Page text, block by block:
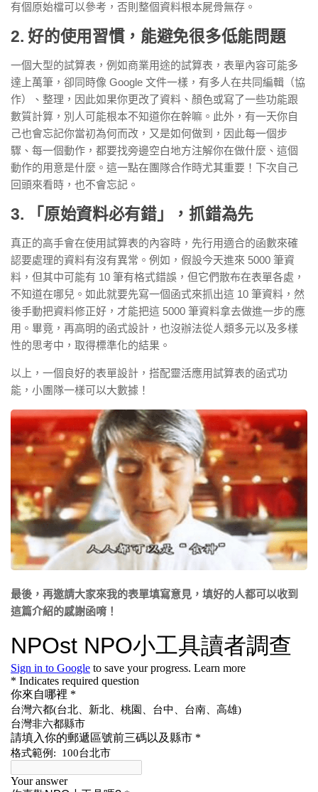
有個原始檔可以參考，否則整個資料根本屍骨無存。
2. 好的使用習慣，能避免很多低能問題
一個大型的試算表，例如商業用途的試算表，表單內容可能多
達上萬筆，卻同時像 Google 文件一樣，有多人在共同編輯（協
作）、整理，因此如果你更改了資料、顏色或寫了一些功能跟
數質計算，別人可能根本不知道你在幹嘛。此外， 有一天你自
己也會忘記你當初為何而改，又是如何做到，因此每一個步
驟、每一個動作，都要找旁邊空白地方注解你在做什麼、這個
動作的用意是什麼。這一點在團隊合作時尤其重要！下次自己
回頭來看時，也不會忘記。
3. 「原始資料必有錯」，抓錯為先
真正的高手會在使用試算表的內容時，先行用適合的函數來確
認要處理的資料有沒有異常。例如，假設今天進來 5000 筆資
料，但其中可能有 10 筆有格式錯誤，但它們散布在表單各處，
不知道在哪兒。如此就要先寫一個函式來抓出這 10 筆資料，然
後手動把資料修正好，才能把這 5000 筆資料拿去做進一步的應
用。畢竟， 再高明的函式設計，也沒辦法從人類多元以及多樣
性的思考中，取得標準化的結果。
以上，一個良好的表單設計，搭配靈活應用試算表的函式功
能，小團隊一樣可以大數據！
最後，再邀請大家來我的表單填寫意見，填好的人都可以收到
這篇介紹的感謝函唷！